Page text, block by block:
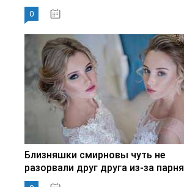
0
Близняшки смирновы чуть не
разорвали друг друга из-за парня